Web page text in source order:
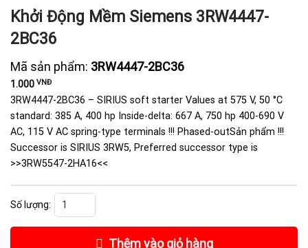
Khởi Động Mềm Siemens 3RW4447-
2BC36
Mã sản phẩm: 3RW4447-2BC36
1.000 VNĐ
3RW4447-2BC36 – SIRIUS soft starter Values at 575 V, 50 °C
standard: 385 A, 400 hp Inside-delta: 667 A, 750 hp 400-690 V
AC, 115 V AC spring-type terminals !!! Phased-outSản phẩm !!!
Successor is SIRIUS 3RW5, Preferred successor type is
>>3RW5547-2HA16<<
Khởi Động Mềm Siemens 3RW4447-2BC36 số lượng
Thêm vào giỏ hàng